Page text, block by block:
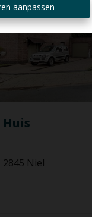
aanpassen
Huis
2845 Niel